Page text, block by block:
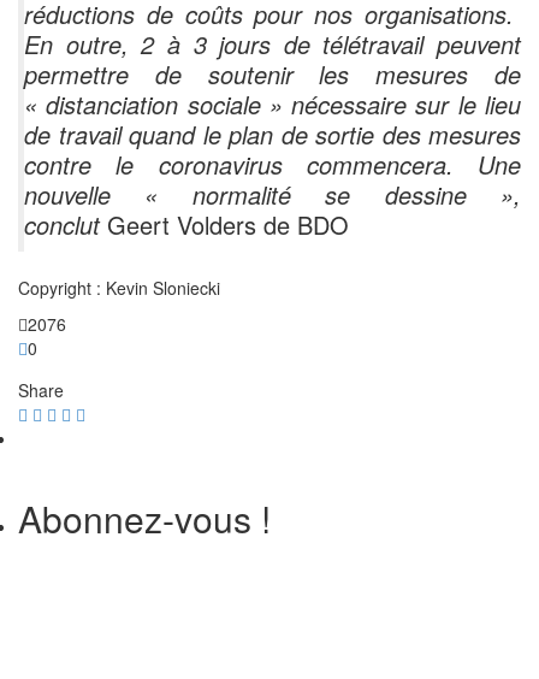
réductions de coûts pour nos organisations.
En outre, 2 à 3 jours de télétravail peuvent
permettre de soutenir les mesures de
« distanciation sociale » nécessaire sur le lieu
de travail quand le plan de sortie des mesures
contre le coronavirus commencera. Une
nouvelle « normalité se dessine »,
conclut Geert Volders de BDO
Copyright : Kevin Sloniecki
2076
0
Share
Abonnez-vous !